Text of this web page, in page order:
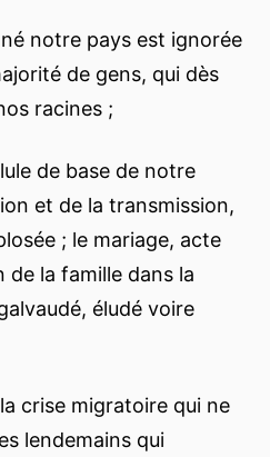
notre pays est ignorée
de gens, qui dès
racines ;
de base de notre
et de la transmission,
; le mariage, acte
de la famille dans la
éludé voire
crise migratoire qui ne
lendemains qui